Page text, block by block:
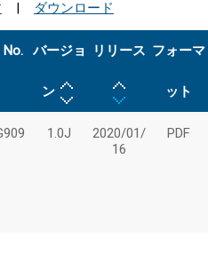
| ダウンロード
No. バージョ
ン
リリース フォーマ
ット
1.0J
2020/01/
16
PDF